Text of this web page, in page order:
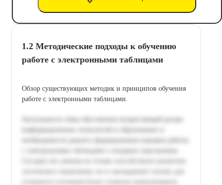
1.2 Методические подходы к обучению
работе с электронными таблицами
Обзор существующих методик и принципов обучения
работе с электронными таблицами.